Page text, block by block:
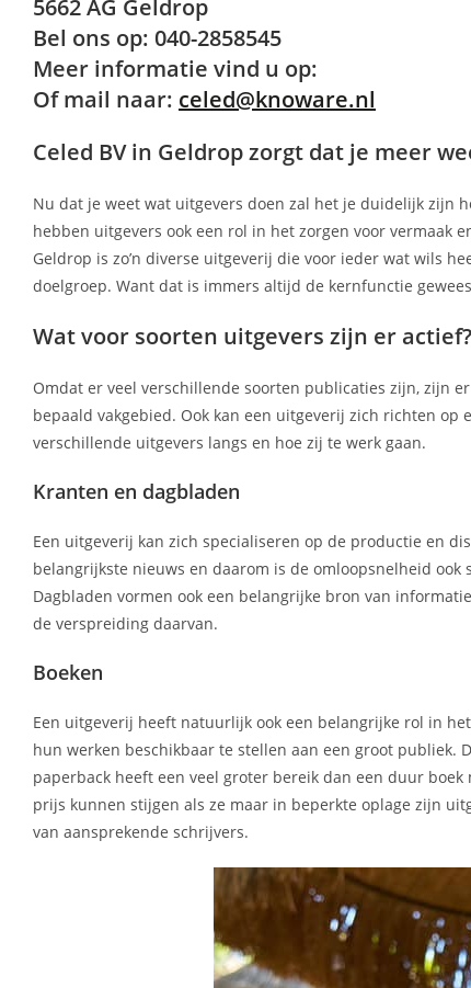
5662 AG Geldrop
Bel ons op: 040-2858545
Meer informatie vind u op:
Of mail naar: celed@knoware.nl
Celed BV in Geldrop zorgt dat je meer
Nu dat je weet wat uitgevers doen zal het je duidelijk zijn
hebben uitgevers ook een rol in het zorgen voor vermaak
Geldrop is zo’n diverse uitgeverij die voor ieder wat wils
doelgroep. Want dat is immers altijd de kernfunctie
Wat voor soorten uitgevers zijn er actief?
Omdat er veel verschillende soorten publicaties zijn, zijn
bepaald vakgebied. Ook kan een uitgeverij zich richten
verschillende uitgevers langs en hoe zij te werk gaan.
Kranten en dagbladen
Een uitgeverij kan zich specialiseren op de productie en
belangrijkste nieuws en daarom is de omloopsnelheid ook
Dagbladen vormen ook een belangrijke bron van
de verspreiding daarvan.
Boeken
Een uitgeverij heeft natuurlijk ook een belangrijke rol in
hun werken beschikbaar te stellen aan een groot publiek.
paperback heeft een veel groter bereik dan een duur
prijs kunnen stijgen als ze maar in beperkte oplage zijn
van aansprekende schrijvers.